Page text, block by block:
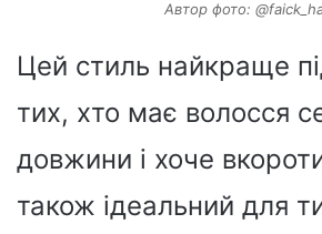
Автор фото:
Цей стиль найкраще
тих, хто має волосся
довжини і хоче
також ідеальний для